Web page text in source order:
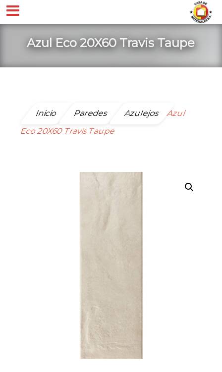
Azul Eco 20X60 Travis Taupe
Inicio Paredes Azulejos
Azul
Eco 20X60 Travis Taupe